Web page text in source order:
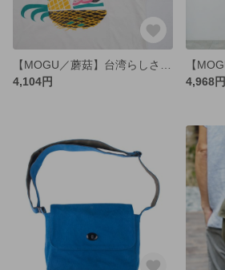
4,104円
4,968円